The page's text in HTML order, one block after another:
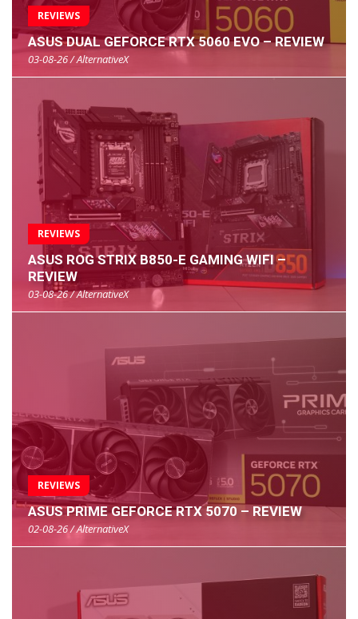
REVIEWS
ASUS DUAL GEFORCE RTX 5060 EVO – REVIEW
03-08-26 / AlternativeX
REVIEWS
ASUS ROG STRIX B850-E GAMING WIFI –
REVIEW
03-08-26 / AlternativeX
REVIEWS
ASUS PRIME GEFORCE RTX 5070 – REVIEW
02-08-26 / AlternativeX